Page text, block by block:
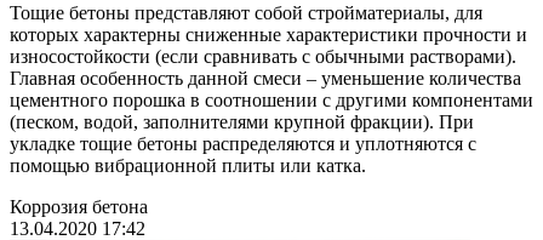
Тощие бетоны представляют собой стройматериалы, для
которых характерны сниженные характеристики прочности и
износостойкости (если сравнивать с обычными растворами).
Главная особенность данной смеси – уменьшение количества
цементного порошка в соотношении с другими компонентами
(песком, водой, заполнителями крупной фракции). При
укладке тощие бетоны распределяются и уплотняются с
помощью вибрационной плиты или катка.
Коррозия бетона
13.04.2020 17:42